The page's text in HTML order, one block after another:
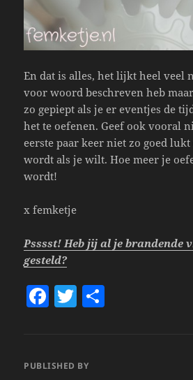
En dat is alles, het lijkt heel veel
voor woord beschreven heb
zo gepiept als je er eventjes de
het te oefenen. Geef ook vooral
eerste paar keer niet zo goed
wordt als je wilt. Hoe meer je
wordt!
x femketje
Psssst! Heb jij al je brandende
gesteld?
F
e
T
er
PUBLISHED BY